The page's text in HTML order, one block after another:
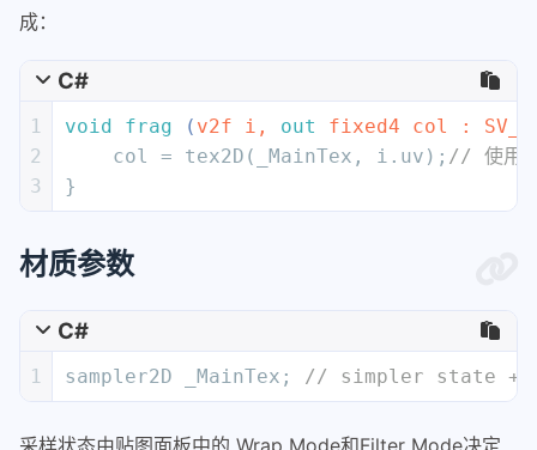
70
72
78
    }
	FallBack
/* 如果使用LOD寻找subShader没有找到符合条
也可以使用 FallBack off 表示不使用
}
成：
C#
1
2
3
void frag ( v2f i, out
fixed4 col :
    col = tex2D(_MainTex, i.uv);
// 使用
}
材质参数
C#
1 sampler2D _MainTex; // simpler state +